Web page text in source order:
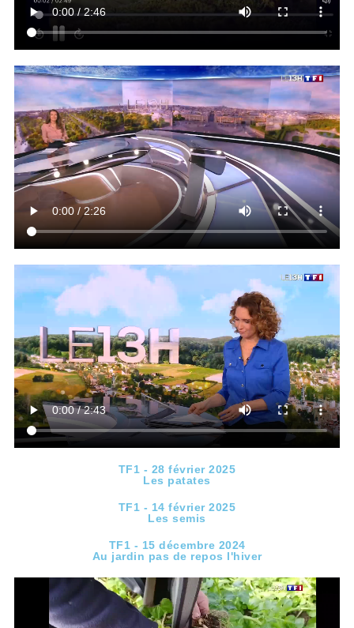
TF1 - 28 février 2025
Les patates
TF1 - 14 février 2025
Les semis
TF1 - 15 décembre 2024
Au jardin pas de repos l'hiver